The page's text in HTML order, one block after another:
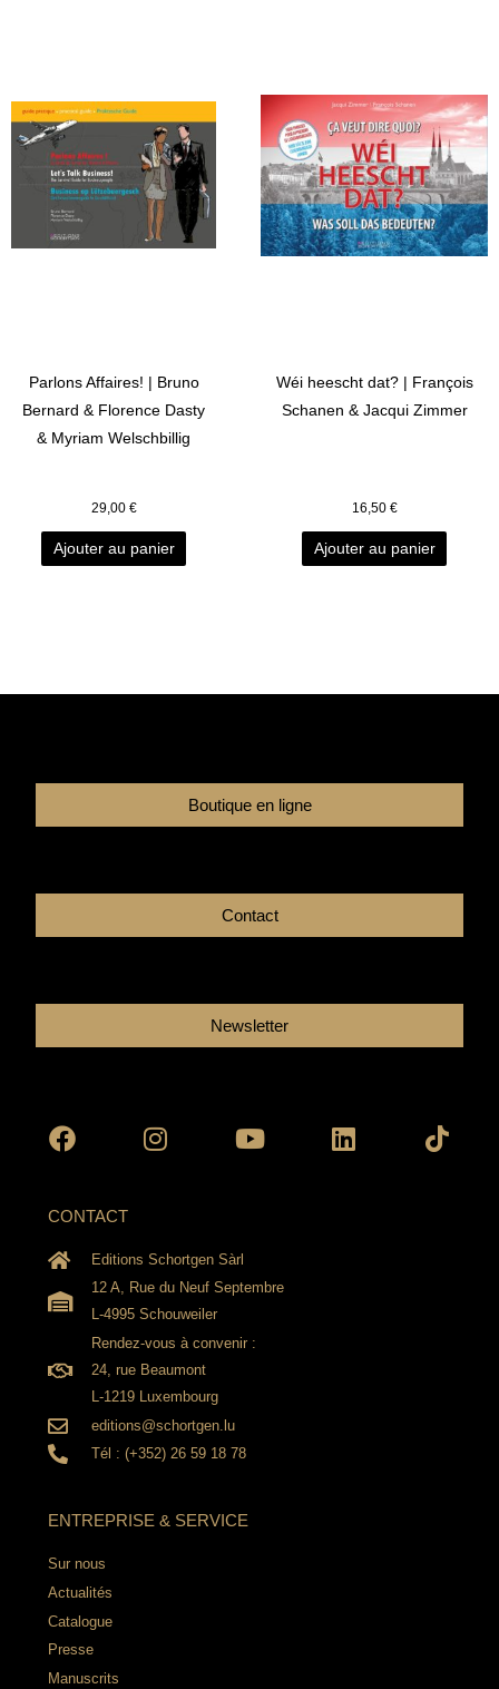
Parlons Affaires! | Bruno
Bernard & Florence Dasty
& Myriam Welschbillig
29,00 €
Ajouter au panier
Wéi heescht dat? | François
Schanen & Jacqui Zimmer
16,50 €
Ajouter au panier
Boutique en ligne
Contact
Newsletter
CONTACT
Editions Schortgen Sàrl
12 A, Rue du Neuf Septembre
L-4995 Schouweiler
Rendez-vous à convenir :
24, rue Beaumont
L-1219 Luxembourg
editions@schortgen.lu
Tél : (+352) 26 59 18 78
ENTREPRISE & SERVICE
Sur nous
Actualités
Catalogue
Presse
Manuscrits